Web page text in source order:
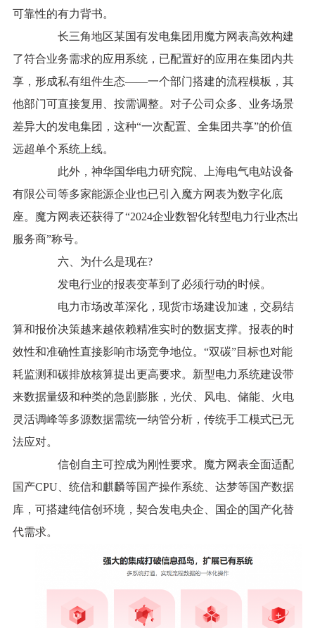
可靠性的有力背书。
长三角地区某国有发电集团用魔方网表高效构建
了符合业务需求的应用系统，已配置好的应用在集团内共
享，形成私有组件生态——一个部门搭建的流程模板，其
他部门可直接复用、按需调整。对子公司众多、业务场景
差异大的发电集团，这种“一次配置、全集团共享”的价值
远超单个系统上线。
此外，神华国华电力研究院、上海电气电站设备
有限公司等多家能源企业也已引入魔方网表为数字化底
座。魔方网表还获得了“2024企业数智化转型电力行业杰出
服务商”称号。
六、为什么是现在?
发电行业的报表变革到了必须行动的时候。
电力市场改革深化，现货市场建设加速，交易结
算和报价决策越来越依赖精准实时的数据支撑。报表的时
效性和准确性直接影响市场竞争地位。“双碳”目标也对能
耗监测和碳排放核算提出更高要求。新型电力系统建设带
来数据量级和种类的急剧膨胀，光伏、风电、储能、火电
灵活调峰等多源数据需统一纳管分析，传统手工模式已无
法应对。
信创自主可控成为刚性要求。魔方网表全面适配
国产CPU、统信和麒麟等国产操作系统、达梦等国产数据
库，可搭建纯信创环境，契合发电央企、国企的国产化替
代需求。